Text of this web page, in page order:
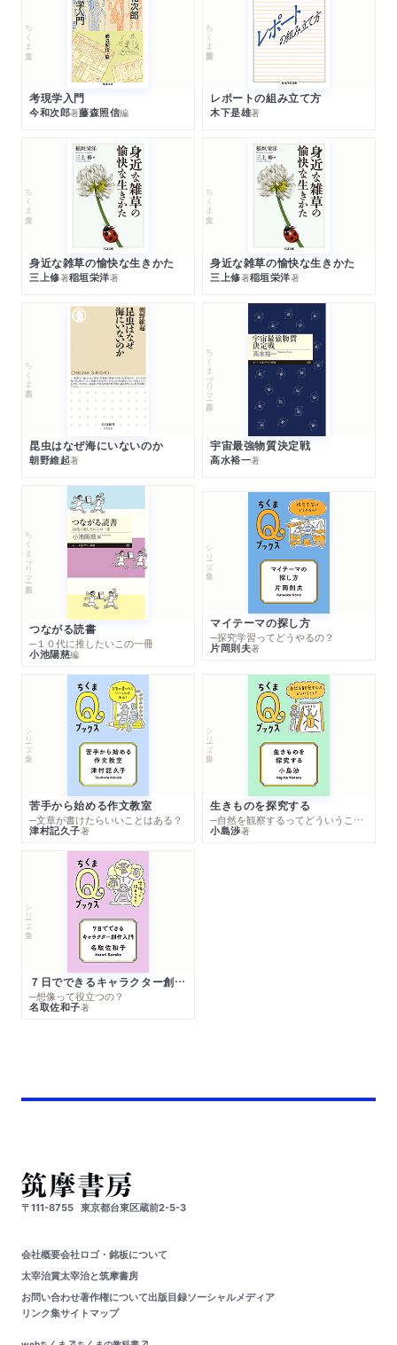
ちくま文庫
考現学入門
今和次郎著藤森照信編
ちくま学芸文庫
レポートの組み立て方
木下是雄著
ちくま文庫
身近な雑草の愉快な生きかた
三上修著稲垣栄洋著
ちくま文庫
身近な雑草の愉快な生きかた
三上修著稲垣栄洋著
ちくま新書
昆虫はなぜ海にいないのか
朝野維起著
ちくまプリマー新書
宇宙最強物質決定戦
高水裕一著
ちくまプリマー新書
つながる読書
─１０代に推したいこの一冊
小池陽慈編
シリーズ・全集
マイテーマの探し方
─探究学習ってどうやるの？
片岡則夫著
シリーズ・全集
苦手から始める作文教室
─文章が書けたらいいことはある？
津村記久子著
シリーズ・全集
生きものを探究する
─自然を観察するってどういうこと？
小島渉著
シリーズ・全集
７日でできるキャラクター創作入門
─想像って役立つの？
名取佐和子著
〒111-8755 東京都台東区蔵前2-5-3
会社概要会社ロゴ・銘板について
太宰治賞太宰治と筑摩書房
お問い合わせ著作権について出版目録ソーシャルメディア
リンク集サイトマップ